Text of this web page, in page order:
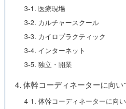
3-1. 医療現場
3-2. カルチャースクール
3-3. カイロプラクティック
3-4. インターネット
3-5. 独立・開業
4. 体幹コーディネーターに向
4-1. 体幹コーディネーターに向